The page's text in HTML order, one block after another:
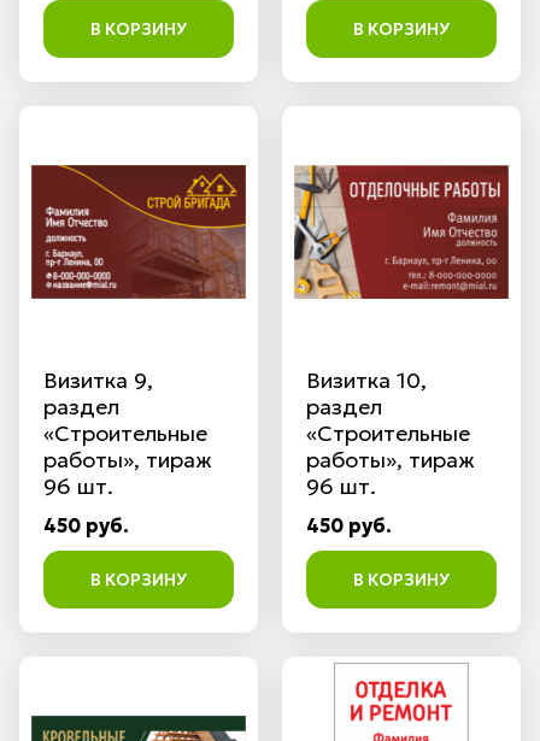
В КОРЗИНУ В КОРЗИНУ
Визитка 9,
раздел
«Строительные
работы», тираж
96 шт.
450 руб.
В КОРЗИНУ
Визитка 10,
раздел
«Строительные
работы», тираж
96 шт.
450 руб.
В КОРЗИНУ